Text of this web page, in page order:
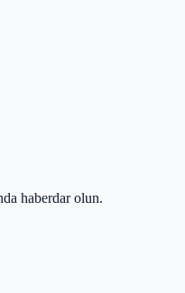
haberdar olun.